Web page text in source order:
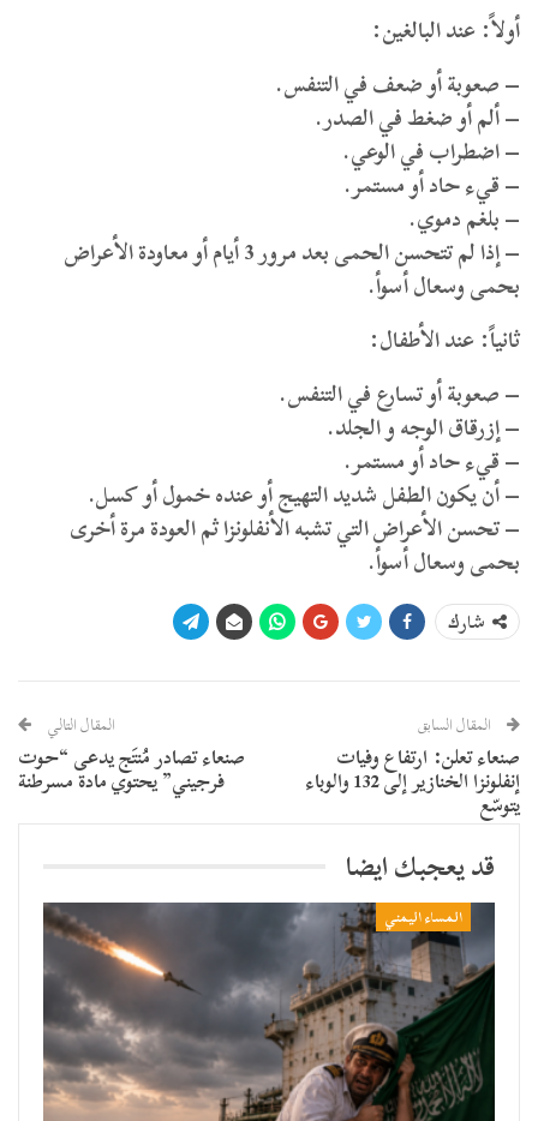
أولاً: عند البالغين:
– صعوبة أو ضعف في التنفس.
– ألم أو ضغط في الصدر.
– اضطراب في الوعي.
– قيء حاد أو مستمر.
– بلغم دموي.
– إذا لم تتحسن الحمى بعد مرور 3 أيام أو معاودة الأعراض
بحمى وسعال أسوأ.
ثانياً: عند الأطفال:
– صعوبة أو تسارع في التنفس.
– إزرقاق الوجه و الجلد.
– قيء حاد أو مستمر.
– أن يكون الطفل شديد التهيج أو عنده خمول أو كسل.
– تحسن الأعراض التي تشبه الأنفلونزا ثم العودة مرة أخرى
بحمى وسعال أسوأ.
شارك
المقال السابق
صنعاء تعلن: ارتفاع وفيات
إنفلونزا الخنازير إلى 132 والوباء
يتوسّع
المقال التالي
صنعاء تصادر مُنتَج يدعى “حوت
فرجيني” يحتوي مادة مسرطنة
قد يعجبك ايضا
المساء اليمني